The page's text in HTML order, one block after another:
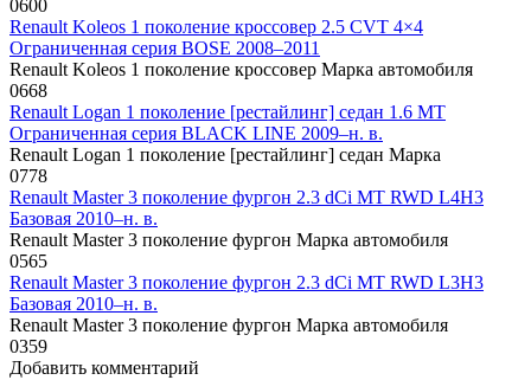
0600
Renault Koleos 1 поколение кроссовер 2.5 CVT 4×4
Ограниченная серия BOSE 2008–2011
Renault Koleos 1 поколение кроссовер Марка автомобиля
0668
Renault Logan 1 поколение [рестайлинг] седан 1.6 MT
Ограниченная серия BLACK LINE 2009–н. в.
Renault Logan 1 поколение [рестайлинг] седан Марка
0778
Renault Master 3 поколение фургон 2.3 dCi MT RWD L4H3
Базовая 2010–н. в.
Renault Master 3 поколение фургон Марка автомобиля
0565
Renault Master 3 поколение фургон 2.3 dCi MT RWD L3H3
Базовая 2010–н. в.
Renault Master 3 поколение фургон Марка автомобиля
0359
Добавить комментарий